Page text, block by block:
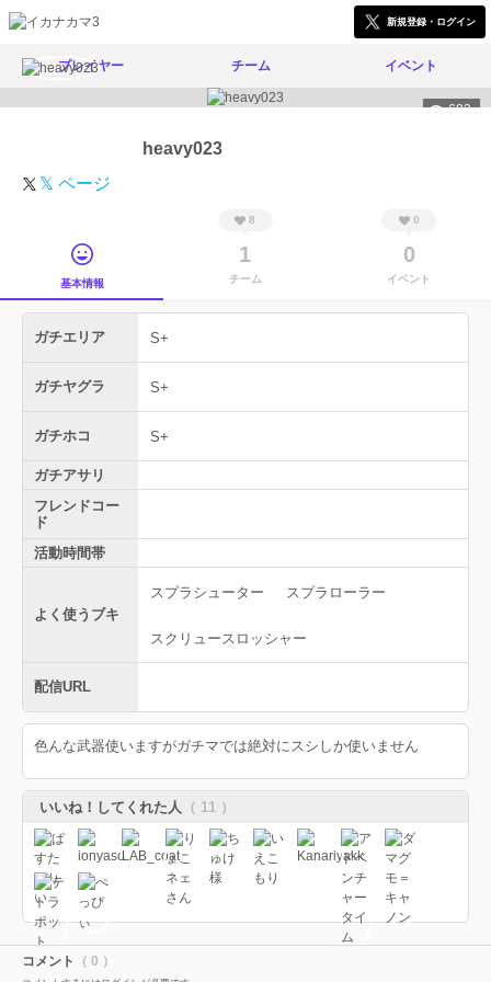
新規登録・ログイン
プレイヤー チーム イベント
693
heavy023
𝕏 ページ
基本情報
8
1
チーム
0
0
イベント
ガチエリア S+
ガチヤグラ S+
ガチホコ S+
ガチアサリ
フレンドコー
ド
活動時間帯
よく使うブキ
スプラシューター スプラローラー
スクリュースロッシャー
配信URL
色んな武器使いますがガチマでは絶対にスシしか使いません
いいね！してくれた人 （ 11 ）
コメント （ 0 ）